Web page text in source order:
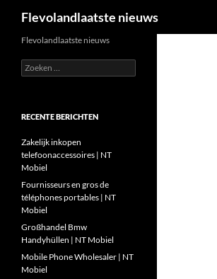
Flevolandlaatste nieuws
Flevolandlaatste nieuws
Zoeken
naar:
RECENTE BERICHTEN
Zakelijk inkopen
telefoonaccessoires | NT
Mobiel
Fournisseurs en gros de
téléphones portables | NT
Mobiel
Großhandel Bmw
Handyhüllen | NT Mobiel
Mobile Phone Wholesaler | NT
Mobiel